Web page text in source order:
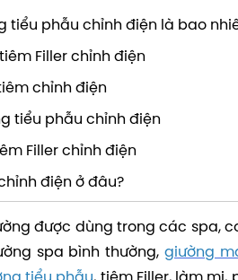
tiểu phẫu chỉnh điện là bao
Filler chỉnh điện
chỉnh điện
tiểu phẫu chỉnh điện
Filler chỉnh điện
điện ở đâu?
được dùng trong các spa,
spa bình thường,giường